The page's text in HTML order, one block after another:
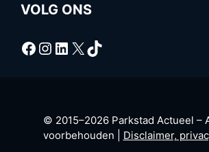
VOLG ONS
Facebook
Instagram
LinkedIn
X TikTok
© 2015–2026 Parkstad Actueel –
voorbehouden | Disclaimer,